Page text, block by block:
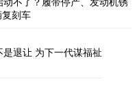
刻车
退让 为下一代谋福祉